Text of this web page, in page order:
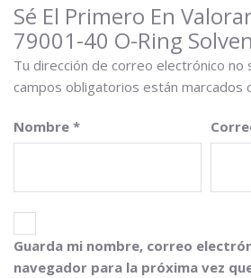
Sé El Primero En Valorar
79001-40 O-Ring
Tu dirección de correo electrónico no
campos obligatorios están marcados
Nombre *
Guarda mi nombre, correo
navegador para la próxima vez